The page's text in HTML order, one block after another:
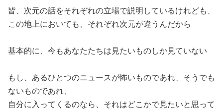
皆、次元の話をそれぞれの立場で説明しているけれども、
この地上においても、それぞれ次元が違うんだから
基本的に、今もあなたたちは見たいものしか見ていない
もし、あるひとつのニュースが怖いものであれ、そうでも
ないものであれ、
自分に入ってくるのなら、それはどこかで見たいと思って